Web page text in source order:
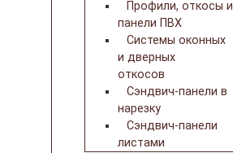
Профили, откосы и
панели ПВХ
Системы оконных
и дверных
откосов
Сэндвич-панели в
нарезку
Сэндвич-панели
листами